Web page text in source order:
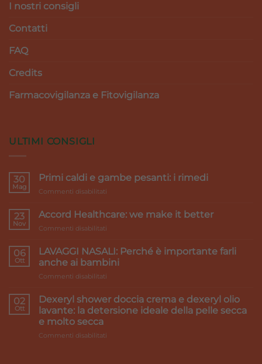
I nostri consigli
Contatti
FAQ
Credits
Farmacovigilanza e Fitovigilanza
ULTIMI CONSIGLI
30
Mag
Primi caldi e gambe pesanti: i rimedi
Commenti disabilitati
e
i
rimedi
23
Nov
Accord Healthcare: we make it better
Commenti disabilitati
Healthcare:
we
make
06
Ott
LAVAGGI NASALI: Perché è importante farli
anche ai bambini
Commenti disabilitati
NASALI:
Perché
è
02
Ott
Dexeryl shower doccia crema e dexeryl olio
lavante: la detersione ideale della pelle secca
e molto secca
Commenti disabilitati